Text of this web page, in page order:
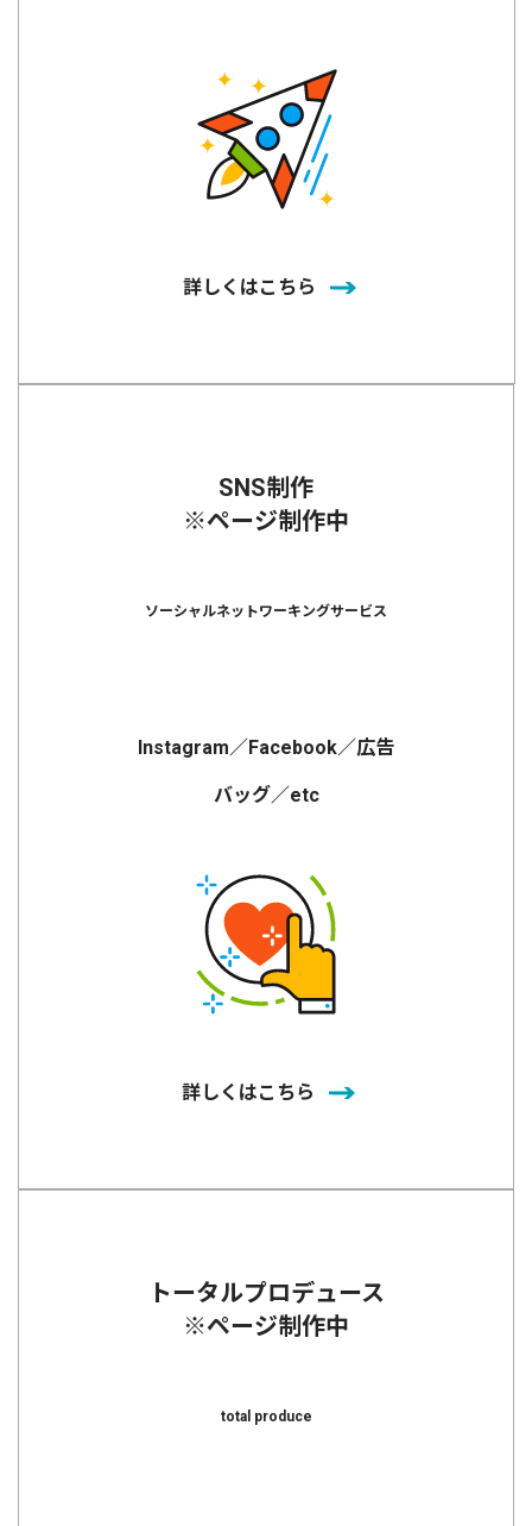
詳しくはこちら
SNS制作
※ページ制作中
ソーシャルネットワーキングサービス
Instagram／Facebook／広告
バッグ／etc
詳しくはこちら
トータルプロデュース
※ページ制作中
total produce